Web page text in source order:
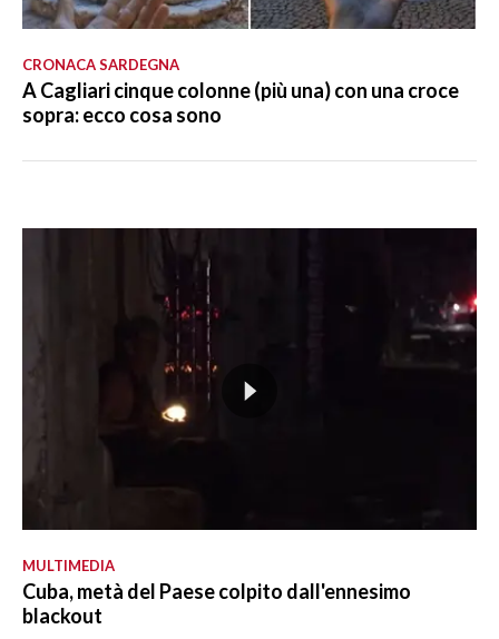
CRONACA SARDEGNA
A Cagliari cinque colonne (più una) con una croce
sopra: ecco cosa sono
MULTIMEDIA
Cuba, metà del Paese colpito dall'ennesimo
blackout